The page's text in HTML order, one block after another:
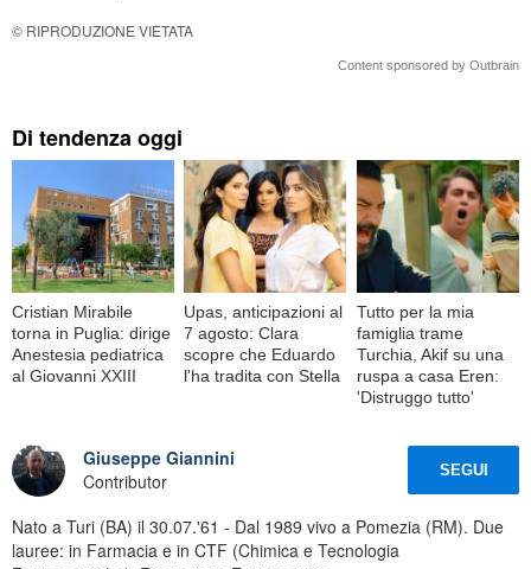
© RIPRODUZIONE VIETATA
Content sponsored by Outbrain
Di tendenza oggi
Cristian Mirabile
torna in Puglia: dirige
Anestesia pediatrica
al Giovanni XXIII
Upas, anticipazioni al
7 agosto: Clara
scopre che Eduardo
l'ha tradita con Stella
Tutto per la mia
famiglia trame
Turchia, Akif su una
ruspa a casa Eren:
'Distruggo tutto'
Giuseppe Giannini
Contributor
SEGUI
Nato a Turi (BA) il 30.07.'61 - Dal 1989 vivo a Pomezia (RM). Due
lauree: in Farmacia e in CTF (Chimica e Tecnologia